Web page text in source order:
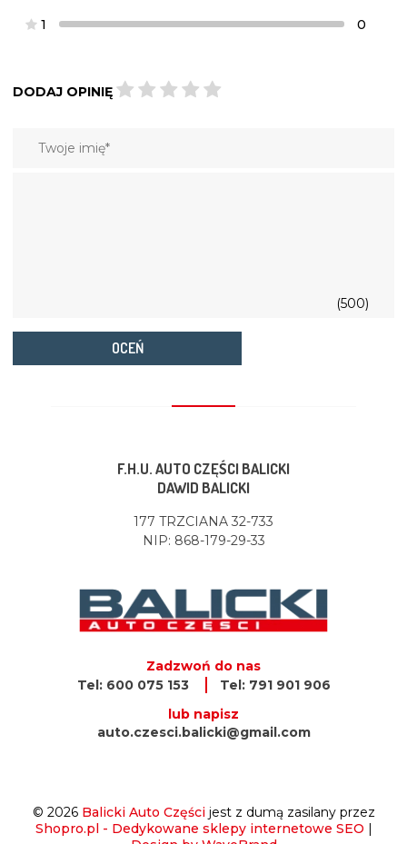
1 0
DODAJ OPINIĘ
(500)
OCEŃ
F.H.U. AUTO CZĘŚCI BALICKI
DAWID BALICKI
177 TRZCIANA 32-733
NIP: 868-179-29-33
Zadzwoń do nas
Tel: 600 075 153
Tel: 791 901 906
lub napisz
auto.czesci.balicki@gmail.com
© 2026 Balicki Auto Częścijest z dumą zasilany przez
Shopro.pl - Dedykowane sklepy internetowe SEO